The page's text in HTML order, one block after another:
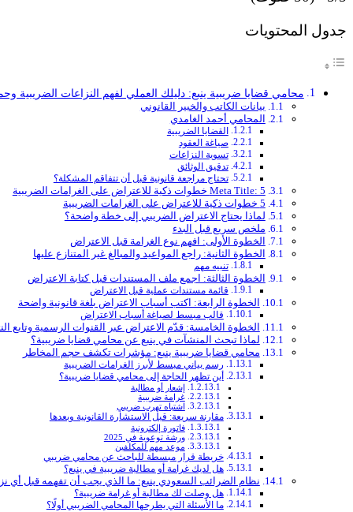
جدول المحتويات
محامي قضايا ضريبية ينبع: دليلك العملي لفهم النزاعات الضريبية
بيانات الكاتب والخبير القانوني
المحامي أحمد الغامدي
القضايا الضريبية
صياغة العقود
تسوية النزاعات
تدقيق الوثائق
تحتاج مراجعة قانونية قبل أن تتفاقم المشكلة؟
Meta Title: 5 خطوات ذكية للاعتراض على الغرامات الضريبية
5 خطوات ذكية للاعتراض على الغرامات الضريبية
لماذا يحتاج الاعتراض الضريبي إلى خطة واضحة؟
ملخص سريع قبل البدء
الخطوة الأولى: افهم نوع الغرامة قبل الاعتراض
الخطوة الثانية: راجع المواعيد والمبالغ غير المتنازع عليها
تنبيه مهم
الخطوة الثالثة: اجمع ملف المستندات قبل كتابة الاعتراض
قائمة مستندات عملية قبل الاعتراض
الخطوة الرابعة: اكتب أسباب الاعتراض بلغة قانونية واضحة
قالب مبسط لصياغة أسباب الاعتراض
الخطوة الخامسة: قدّم الاعتراض عبر القنوات الرسمية وتابع
لماذا تبحث المنشآت في ينبع عن محامي قضايا ضريبية؟
محامي قضايا ضريبية ينبع: مؤشرات تكشف حجم المخاطر
رسم بياني مبسط لأبرز الغرامات الضريبية
أين تظهر الحاجة إلى محامي قضايا ضريبية؟
إشعار أو مطالبة
غرامة ضريبية
اشتباه تهرب ضريبي
مقارنة سريعة: قبل الاستشارة القانونية وبعدها
فاتورة إلكترونية
ورشة توعوية في 2025
موعد مهم للمكلفين
خريطة قرار مبسطة للباحث عن محامي ضريبي
هل لديك غرامة أو مطالبة ضريبية في ينبع؟
نظام الضرائب السعودي ينبع: ما الذي يجب أن تفهمه قبل أي
هل وصلت لك مطالبة أو غرامة ضريبية؟
ما الأسئلة التي يطرحها المحامي الضريبي أولًا؟